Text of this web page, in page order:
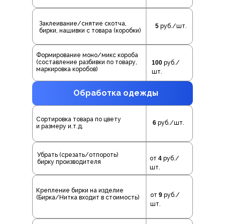
Заклеивание/снятие скотча,
бирки, нашивки с товара (коробки)
5 руб./шт.
Обработка одежды
Формирование моно/микс короба
(составление разбивки по товару,
маркировка коробов)
100 руб./
шт.
Сортировка товара по цвету
и размеру и.т.д.
6 руб./шт.
Убрать (срезать/отпороть)
бирку производителя
от 4 руб./
шт.
от 9 руб./
шт.
Крепление бирки на изделие
(Бирка/Нитка входит в стоимость)